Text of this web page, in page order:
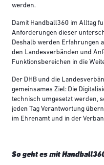
werden.
Damit Handball360 im Alltag
Anforderungen dieser
Deshalb werden Erfahrungen
den Landesverbänden und
Funktionsbereichen in die
Der DHB und die
gemeinsames Ziel: Die
technisch umgesetzt werden,
jeden Tag Verantwortung
im Ehrenamt und in der
So geht es mit